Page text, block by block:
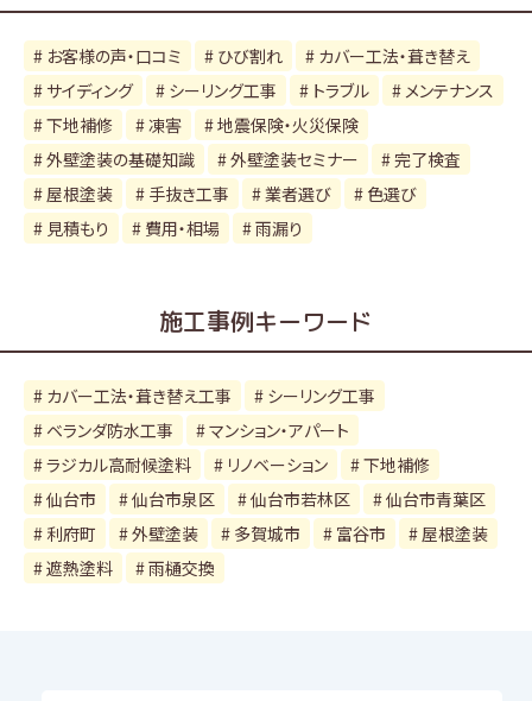
お客様の声・口コミ ひび割れ
カバー工法・葺き替え
サイディング
シーリング工事 トラブル
メンテナンス
下地補修
凍害
地震保険・火災保険
外壁塗装の基礎知識
外壁塗装セミナー
完了検査
屋根塗装
手抜き工事 業者選び
色選び
見積もり
費用・相場 雨漏り
施工事例キーワード
カバー工法・葺き替え工事
シーリング工事
ベランダ防水工事
マンション・アパート
ラジカル高耐候塗料
リノベーション
下地補修
仙台市
仙台市泉区 仙台市若林区
仙台市青葉区
利府町
外壁塗装 多賀城市 富谷市
屋根塗装
遮熱塗料
雨樋交換